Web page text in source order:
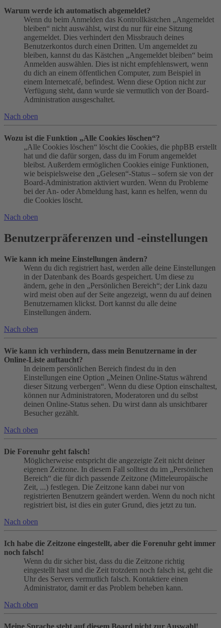
Warum werde ich automatisch abgemeldet?
Wenn du beim Anmelden das Kontrollkästchen „Angemeldet
bleiben“ nicht auswählst, wirst du nur für eine Sitzung
angemeldet. Dies verhindert den Missbrauch deines
Benutzerkontos durch einen Dritten. Um angemeldet zu
bleiben, kannst du das Kästchen „Angemeldet bleiben“ beim
Anmelden auswählen. Dies ist nicht empfehlenswert, wenn
du dich an einem öffentlichen Computer, zum Beispiel in
einem Internetcafé, befindest. Wenn diese Option nicht zur
Verfügung steht, dann wurde sie vermutlich von der Board-
Administration ausgeschaltet.
Nach oben
Wozu ist die Funktion „Alle Cookies löschen“?
„Alle Cookies löschen“ löscht die Cookies, die phpBB erstellt
hat und die dafür sorgen, dass du im Forum angemeldet
bleibst. Außerdem ermöglichen Cookies einige Funktionen,
wie beispielsweise den „Gelesen“-Status – sofern sie von der
Board-Administration aktiviert wurden. Wenn du Probleme
bei der An- oder Abmeldung hast, kann es helfen, wenn du
die Cookies löscht.
Nach oben
Benutzerpräferenzen und -einstellungen
Wie kann ich meine Einstellungen ändern?
Wenn du dich registriert hast, werden alle deine Einstellungen
in der Datenbank des Boards gespeichert. Um diese zu
ändern, gehe in den „Persönlichen Bereich“; der Link dazu
wird meist oben auf der Seite angezeigt, wenn du auf deinen
Benutzernamen klickst. Dort kannst du alle deine
Einstellungen ändern.
Nach oben
Wie kann ich verhindern, dass mein Benutzername in der
Online-Liste auftaucht?
In deinem persönlichen Bereich findest du in den
Einstellungen eine Option „Meinen Online-Status während
dieser Sitzung verbergen“. Wenn du diese Option einschaltest,
können nur Administratoren, Moderatoren und du selbst
deinen Online-Status sehen. Du wirst dann als unsichtbarer
Besucher gezählt.
Nach oben
Die Forenuhr geht falsch!
Möglicherweise entspricht die angezeigte Zeit nicht deiner
eigenen Zeitzone. In diesem Fall solltest du im „Persönlichen
Bereich“ die für dich passende Zeitzone (Mitteleuropäische
Zeit, ...) festlegen. Die Zeitzone kann dabei nur von
registrierten Benutzern geändert werden. Wenn du noch nicht
registriert bist, ist dies ein guter Grund, dies jetzt zu tun.
Nach oben
Ich habe die Zeitzone eingestellt, aber die Forenuhr geht immer
noch falsch!
Wenn du dir sicher bist, dass du die Zeitzone richtig
eingestellt hast und die Zeit trotzdem noch falsch ist, geht die
Uhr des Servers vermutlich falsch. Kontaktiere einen
Administrator, damit er das Problem beheben kann.
Nach oben
Meine Sprache steht auf diesem Board nicht zur Auswahl!